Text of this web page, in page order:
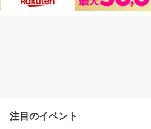
注目のイベント